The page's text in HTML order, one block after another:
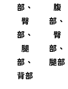
部、
臀
部、
腿
部、
背部
腹
部、
臀
部、
腿部